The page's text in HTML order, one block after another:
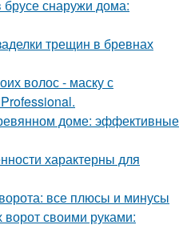
снаружи дома:
трещин в бревнах
волос - маску с
доме: эффективные
характерны для
все плюсы и минусы
своими руками: